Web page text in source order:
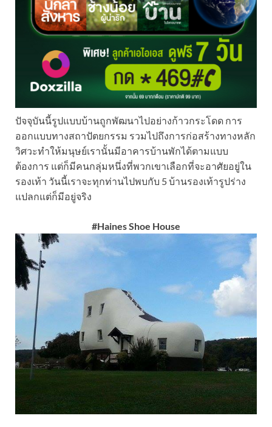
ปัจจุบันนี้รูปแบบบ้านถูกพัฒนาไปอย่างก้าวกระโดด การ
ออกแบบทางสถาปัตยกรรม รวมไปถึงการก่อสร้างทางหลัก
วิศวะทำให้มนุษย์เรานั้นมีอาคารบ้านพักได้ตามแบบ
ต้องการ แต่ก็มีคนกลุ่มหนึ่งที่พวกเขาเลือกที่จะอาศัยอยู่ใน
รองเท้า วันนี้เราจะทุกท่านไปพบกับ 5 บ้านรองเท้ารูปร่าง
แปลกแต่ก็มีอยู่จริง
#Haines Shoe House